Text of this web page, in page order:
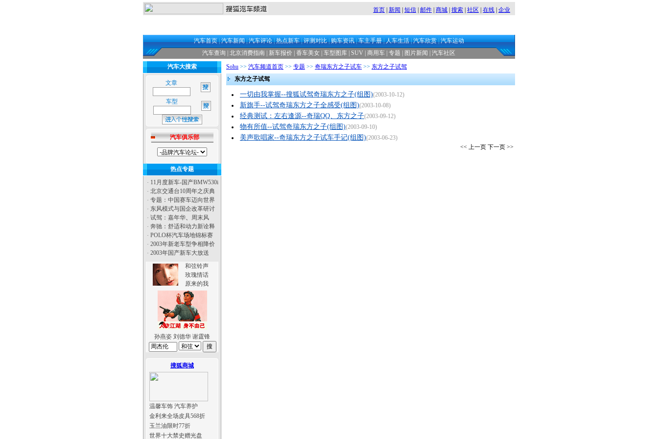
首页 新闻 短信 邮件 商城 搜索 社区 在线 企业
汽车首页|汽车新闻|汽车评论|热点新车|评测对比|购车资讯|车主手册|人车生活|汽车欣赏|汽车运动
汽车查询
北京消费指南 新车报价 香车美女 车型图库 SUV 商用车 专题 图片新闻
汽车社区
汽车大搜索
文章
车型
汽车俱乐部
热点专题
· 11月度新车-国产BMW530i
· 北京交通台10周年之庆典
· 专题：中国赛车迈向世界
· 东风模式与国企改革研讨
· 试驾：嘉年华、 周末风
· 奔驰：舒适和动力新诠释
· POLO杯汽车场地锦标赛
· 2003年新老车型争相降价
· 2003年国产新车大放送
和弦铃声
玫瑰情话
原来的我
孙燕姿 刘德华 谢霆锋
搜狐商城
温馨车饰 汽车养护
金利来全场皮具568折
玉兰油限时77折
世界十大禁史赠光盘
Sohu >> 汽车频道首页 >> 专题 >> 奇瑞东方之子试车 >> 东方之子试驾
东方之子试驾
一切由我掌握--搜狐试驾奇瑞东方之子(组图)(2003-10-12)
新旗手--试驾奇瑞东方之子全感受(组图)(2003-10-08)
经典测试：左右逢源--奇瑞QQ、东方之子(2003-09-12)
物有所值--试驾奇瑞东方之子(组图)(2003-09-10)
美声歌唱家--奇瑞东方之子试车手记(组图)(2003-06-23)
<< 上一页 下一页 >>